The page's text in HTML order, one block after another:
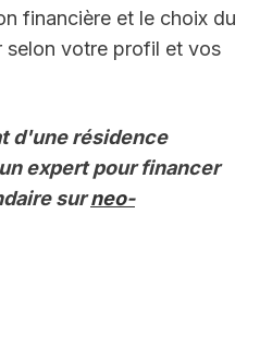
financière et le choix du
selon votre profil et vos
d'une résidence
expert pour financer
sur neo-